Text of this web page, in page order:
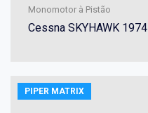
Monomotor à Pistão
Cessna SKYHAWK 1974
PIPER MATRIX